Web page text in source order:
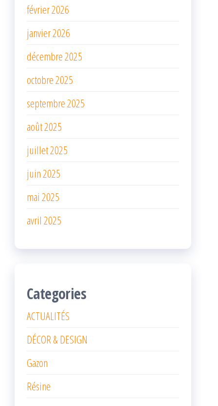
février 2026
janvier 2026
décembre 2025
octobre 2025
septembre 2025
août 2025
juillet 2025
juin 2025
mai 2025
avril 2025
Categories
ACTUALITÉS
DÉCOR & DESIGN
Gazon
Résine